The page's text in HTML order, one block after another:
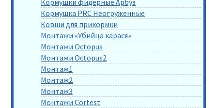
Кормушки фидерные Арбуз
Кормушка PRC Неогруженные
Ковши для прикормки
Монтажи «Убийца карася»
Монтажи Octopus
Монтажи Octopus2
Монтаж1
Монтаж2
Монтаж3
Монтажи Cortest